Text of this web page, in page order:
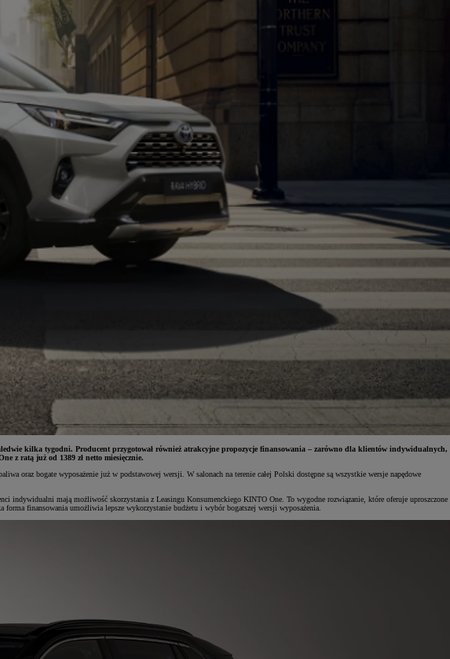
kilka tygodni. Producent przygotował również atrakcyjne propozycje finansowania – zarówno dla klientów indywidualnych,
z ratą już od 1389 zł netto miesięcznie.
oraz bogate wyposażenie już w podstawowej wersji. W salonach na terenie całej Polski dostępne są wszystkie wersje napędowe
mają możliwość skorzystania z Leasingu Konsumenckiego KINTO One. To wygodne rozwiązanie, które oferuje uproszczone
finansowania umożliwia lepsze wykorzystanie budżetu i wybór bogatszej wersji wyposażenia.